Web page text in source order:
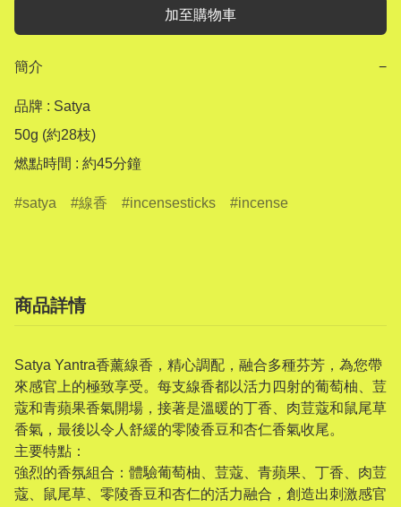
加至購物車
簡介 −
品牌 : Satya
50g (約28枝)
燃點時間 : 約45分鐘
satya 線香 incensesticks incense
商品詳情
Satya Yantra香薰線香，精心調配，融合多種芬芳，為您帶
來感官上的極致享受。每支線香都以活力四射的葡萄柚、荳
蔻和青蘋果香氣開場，接著是溫暖的丁香、肉荳蔻和鼠尾草
香氣，最後以令人舒緩的零陵香豆和杏仁香氣收尾。
主要特點：
強烈的香氛組合：體驗葡萄柚、荳蔻、青蘋果、丁香、肉荳
蔻、鼠尾草、零陵香豆和杏仁的活力融合，創造出刺激感官